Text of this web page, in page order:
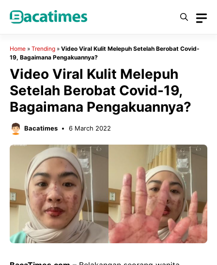
Home » Trending » Video Viral Kulit Melepuh Setelah Berobat Covid-
19, Bagaimana Pengakuannya?
Video Viral Kulit Melepuh
Setelah Berobat Covid-19,
Bagaimana Pengakuannya?
Bacatimes 6 March 2022